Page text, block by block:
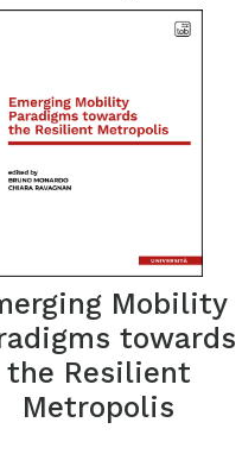
Mobility
towards
the Resilient
Metropolis